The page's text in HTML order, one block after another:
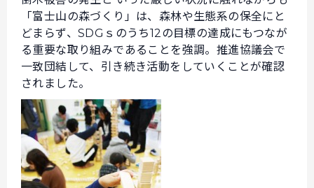
「富士山の森づくり」は、森林や生態系の保全にと
どまらず、SDGｓのうち12の目標の達成にもつなが
る重要な取り組みであることを強調。推進協議会で
一致団結して、引き続き活動をしていくことが確認
されました。